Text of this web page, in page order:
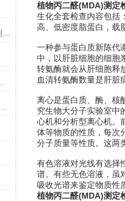
植物丙二醛(MDA)测定
生化全套检查内容包括
高、低密度脂蛋白，载
一种参与蛋白质新陈代
中，以肝脏细胞的细胞
转氨酶就会从肝细胞释
血清转氨酶数量是肝脏
离心是蛋白质、酶、核
究生物大分子实验室中
心机和分析型离心机。
体等物质的性质，每次
分子质量等性质。这两
有色溶液对光线有选择
谱。有些无色溶液，虽
吸收光谱来鉴定物质性
植物丙二醛(MDA)测定